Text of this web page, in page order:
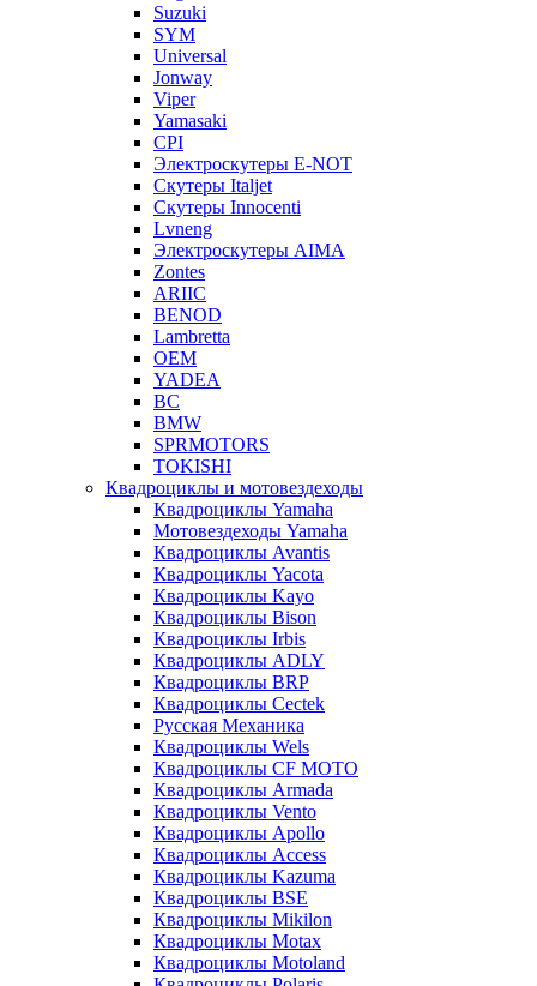
Suzuki
SYM
Universal
Jonway
Viper
Yamasaki
CPI
Электроскутеры E-NOT
Скутеры Italjet
Скутеры Innocenti
Lvneng
Электроскутеры AIMA
Zontes
ARIIC
BENOD
Lambretta
OEM
YADEA
BC
BMW
SPRMOTORS
TOKISHI
Квадроциклы и мотовездеходы
Квадроциклы Yamaha
Мотовездеходы Yamaha
Квадроциклы Avantis
Квадроциклы Yacota
Квадроциклы Kayo
Квадроциклы Bison
Квадроциклы Irbis
Квадроциклы ADLY
Квадроциклы BRP
Квадроциклы Cectek
Русская Механика
Квадроциклы Wels
Квадроциклы CF MOTO
Квадроциклы Armada
Квадроциклы Vento
Квадроциклы Apollo
Квадроциклы Access
Квадроциклы Kazuma
Квадроциклы BSE
Квадроциклы Mikilon
Квадроциклы Motax
Квадроциклы Motoland